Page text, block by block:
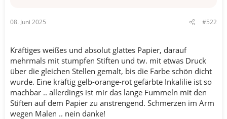
08. Juni 2025 #522
Kräftiges weißes und absolut glattes Papier, darauf
mehrmals mit stumpfen Stiften und tw. mit etwas Druck
über die gleichen Stellen gemalt, bis die Farbe schön dicht
wurde. Eine kräftig gelb-orange-rot gefärbte Inkalilie ist so
machbar .. allerdings ist mir das lange Fummeln mit den
Stiften auf dem Papier zu anstrengend. Schmerzen im Arm
wegen Malen .. nein danke!